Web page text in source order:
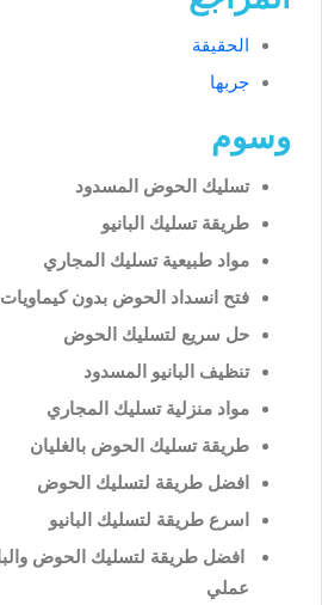
الحقيقة
جربها
وسوم
تسليك الحوض المسدود
طريقة تسليك البانيو
مواد طبيعية تسليك المجاري
فتح انسداد الحوض بدون كيماويات
حل سريع لتسليك الحوض
تنظيف البانيو المسدود
مواد منزلية تسليك المجاري
طريقة تسليك الحوض بالغليان
افضل طريقة لتسليك الحوض
اسرع طريقة لتسليك البانيو
عملي